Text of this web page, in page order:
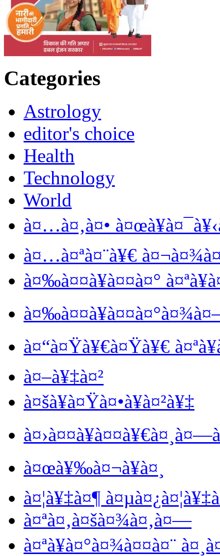
Categories
Astrology
editor's choice
Health
Technology
World
à¤…à¤‚à¤•
à¤…à¤ªà¤¨à¥€
à¤‰à¤¤à¥à¤¤à¤°
à¤“à¤Ÿà¥€à¤Ÿà¥€
à¤–à¥‡à¤²
à¤šà¥à¤Ÿà¤•à¥à¤²à¥‡
à¤œà¥‰à¤¬à¥à¤¸
à¤¦à¥‡à¤¶
à¤ªà¤‚à¤šà¤¾à¤‚à¤—
à¤ªà¥à¤°à¤¾à¤¤à¤¨